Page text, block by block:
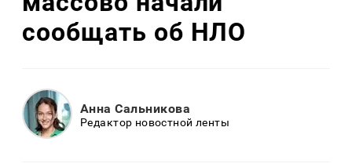
сообщать об НЛО
Анна Сальникова
Редактор новостной ленты